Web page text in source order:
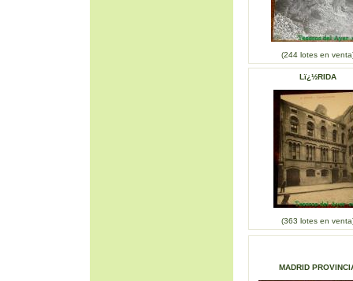
(244 lotes en
Lï¿½RIDA
(363 lotes en
MADRID